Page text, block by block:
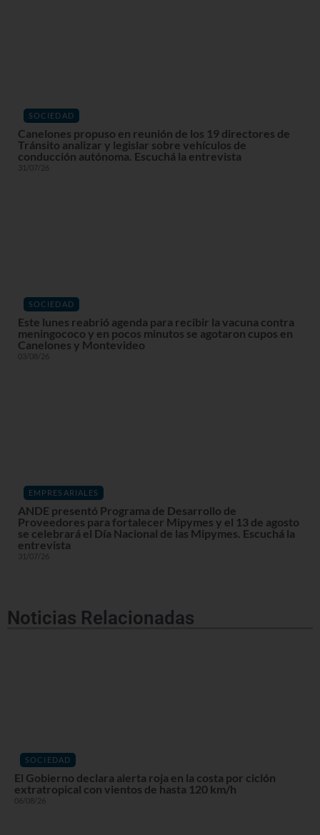
SOCIEDAD
Canelones propuso en reunión de los 19 directores de
Tránsito analizar y legislar sobre vehículos de
conducción autónoma. Escuchá la entrevista
31/07/26
SOCIEDAD
Este lunes reabrió agenda para recibir la vacuna contra
meningococo y en pocos minutos se agotaron cupos en
Canelones y Montevideo
03/08/26
EMPRESARIALES
ANDE presentó Programa de Desarrollo de
Proveedores para fortalecer Mipymes y el 13 de agosto
se celebrará el Día Nacional de las Mipymes. Escuchá la
entrevista
31/07/26
Noticias Relacionadas
SOCIEDAD
El Gobierno declara alerta roja en la costa por ciclón
extratropical con vientos de hasta 120 km/h
06/08/26